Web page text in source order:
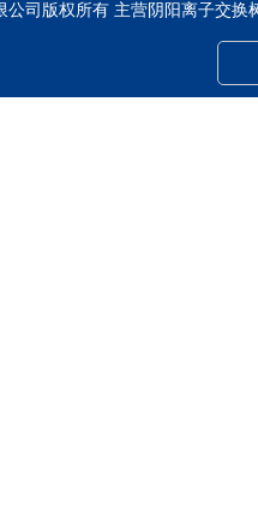
公司版权所有 主营阴阳离子交换